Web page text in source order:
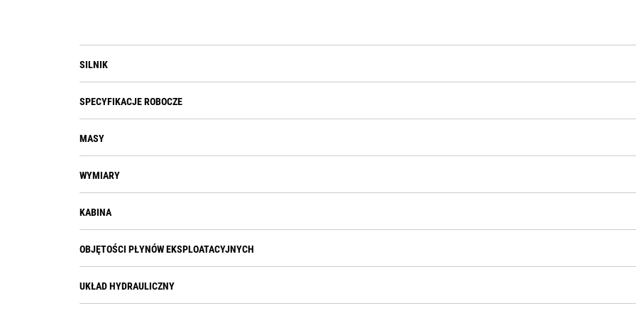
technologiom Cat, takim jak funkcja
roboczego, funkcja powrotu do
Zaoszczędź paliwo i zmniejsz emisję
funkcjom zwiększającym
SILNIK
SPECYFIKACJE ROBOCZE
MASY
WYMIARY
KABINA
OBJĘTOŚCI PŁYNÓW EKSPLOATACYJNYCH
UKŁAD HYDRAULICZNY